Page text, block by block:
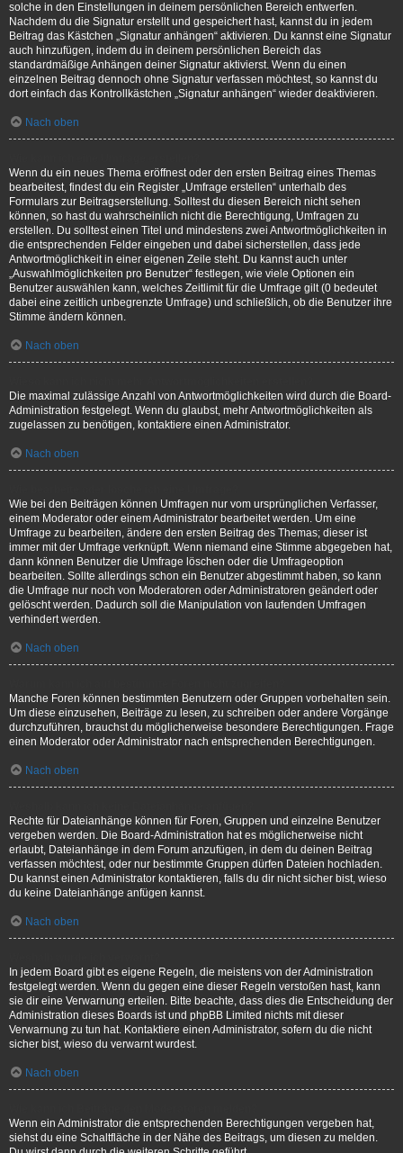
solche in den Einstellungen in deinem persönlichen Bereich entwerfen.
Nachdem du die Signatur erstellt und gespeichert hast, kannst du in jedem
Beitrag das Kästchen „Signatur anhängen“ aktivieren. Du kannst eine Signatur
auch hinzufügen, indem du in deinem persönlichen Bereich das
standardmäßige Anhängen deiner Signatur aktivierst. Wenn du einen
einzelnen Beitrag dennoch ohne Signatur verfassen möchtest, so kannst du
dort einfach das Kontrollkästchen „Signatur anhängen“ wieder deaktivieren.
Nach oben
Wenn du ein neues Thema eröffnest oder den ersten Beitrag eines Themas
bearbeitest, findest du ein Register „Umfrage erstellen“ unterhalb des
Formulars zur Beitragserstellung. Solltest du diesen Bereich nicht sehen
können, so hast du wahrscheinlich nicht die Berechtigung, Umfragen zu
erstellen. Du solltest einen Titel und mindestens zwei Antwortmöglichkeiten in
die entsprechenden Felder eingeben und dabei sicherstellen, dass jede
Antwortmöglichkeit in einer eigenen Zeile steht. Du kannst auch unter
„Auswahlmöglichkeiten pro Benutzer“ festlegen, wie viele Optionen ein
Benutzer auswählen kann, welches Zeitlimit für die Umfrage gilt (0 bedeutet
dabei eine zeitlich unbegrenzte Umfrage) und schließlich, ob die Benutzer ihre
Stimme ändern können.
Nach oben
Die maximal zulässige Anzahl von Antwortmöglichkeiten wird durch die Board-
Administration festgelegt. Wenn du glaubst, mehr Antwortmöglichkeiten als
zugelassen zu benötigen, kontaktiere einen Administrator.
Nach oben
Wie bei den Beiträgen können Umfragen nur vom ursprünglichen Verfasser,
einem Moderator oder einem Administrator bearbeitet werden. Um eine
Umfrage zu bearbeiten, ändere den ersten Beitrag des Themas; dieser ist
immer mit der Umfrage verknüpft. Wenn niemand eine Stimme abgegeben hat,
dann können Benutzer die Umfrage löschen oder die Umfrageoption
bearbeiten. Sollte allerdings schon ein Benutzer abgestimmt haben, so kann
die Umfrage nur noch von Moderatoren oder Administratoren geändert oder
gelöscht werden. Dadurch soll die Manipulation von laufenden Umfragen
verhindert werden.
Nach oben
Manche Foren können bestimmten Benutzern oder Gruppen vorbehalten sein.
Um diese einzusehen, Beiträge zu lesen, zu schreiben oder andere Vorgänge
durchzuführen, brauchst du möglicherweise besondere Berechtigungen. Frage
einen Moderator oder Administrator nach entsprechenden Berechtigungen.
Nach oben
Rechte für Dateianhänge können für Foren, Gruppen und einzelne Benutzer
vergeben werden. Die Board-Administration hat es möglicherweise nicht
erlaubt, Dateianhänge in dem Forum anzufügen, in dem du deinen Beitrag
verfassen möchtest, oder nur bestimmte Gruppen dürfen Dateien hochladen.
Du kannst einen Administrator kontaktieren, falls du dir nicht sicher bist, wieso
du keine Dateianhänge anfügen kannst.
Nach oben
In jedem Board gibt es eigene Regeln, die meistens von der Administration
festgelegt werden. Wenn du gegen eine dieser Regeln verstoßen hast, kann
sie dir eine Verwarnung erteilen. Bitte beachte, dass dies die Entscheidung der
Administration dieses Boards ist und phpBB Limited nichts mit dieser
Verwarnung zu tun hat. Kontaktiere einen Administrator, sofern du die nicht
sicher bist, wieso du verwarnt wurdest.
Nach oben
Wenn ein Administrator die entsprechenden Berechtigungen vergeben hat,
siehst du eine Schaltfläche in der Nähe des Beitrags, um diesen zu melden.